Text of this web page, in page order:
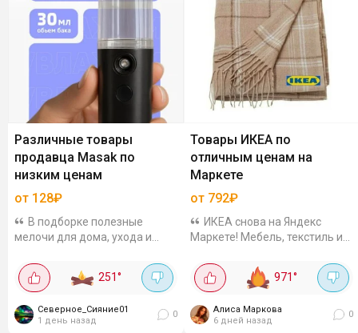
Различные товары
продавца Masak по
низким ценам
от 128₽
В подборке полезные
мелочи для дома, ухода и
Щётка для сухого массажа за
134₽. Антицеллюлитная,
щетиной....
251°
Северное_Сияние01
1 день назад
0
Товары ИКЕА по
отличным ценам на
Маркете
от 792₽
ИКЕА снова на Яндекс
Маркете! Мебель, текстиль и
Давно не было таких
предложений. Проверенное
самое время...
971°
Алиса Маркова
6 дней назад
0